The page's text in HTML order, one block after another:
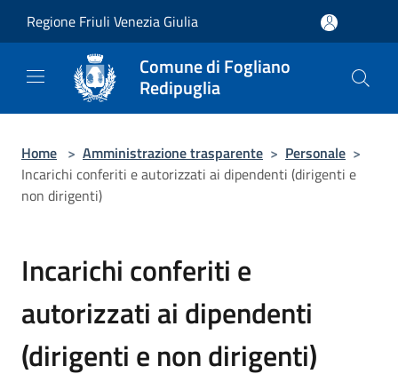
Regione Friuli Venezia Giulia
Comune di Fogliano
Redipuglia
Home > Amministrazione trasparente > Personale >
Incarichi conferiti e autorizzati ai dipendenti (dirigenti e
non dirigenti)
Incarichi conferiti e
autorizzati ai dipendenti
(dirigenti e non dirigenti)